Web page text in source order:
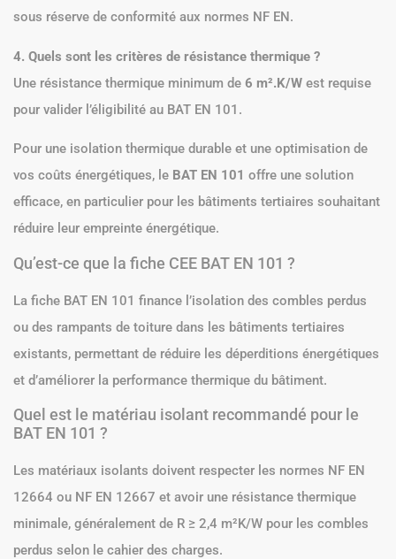
sous réserve de conformité aux normes NF EN.
4. Quels sont les critères de résistance thermique ?
Une résistance thermique minimum de 6 m².K/W est requise
pour valider l’éligibilité au BAT EN 101.
Pour une isolation thermique durable et une optimisation de
vos coûts énergétiques, le BAT EN 101 offre une solution
efficace, en particulier pour les bâtiments tertiaires souhaitant
réduire leur empreinte énergétique.
Qu’est-ce que la fiche CEE BAT EN 101 ?
La fiche BAT EN 101 finance l’isolation des combles perdus
ou des rampants de toiture dans les bâtiments tertiaires
existants, permettant de réduire les déperditions énergétiques
et d’améliorer la performance thermique du bâtiment.
Quel est le matériau isolant recommandé pour le
BAT EN 101 ?
Les matériaux isolants doivent respecter les normes NF EN
12664 ou NF EN 12667 et avoir une résistance thermique
minimale, généralement de R ≥ 2,4 m²K/W pour les combles
perdus selon le cahier des charges.